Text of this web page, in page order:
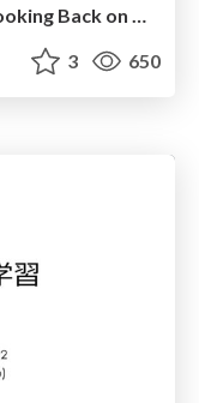
RubyKaigi参加歴をふりかえる / Looking Back on My RubyKaigi Participation History #kaigieffectLT
3 650